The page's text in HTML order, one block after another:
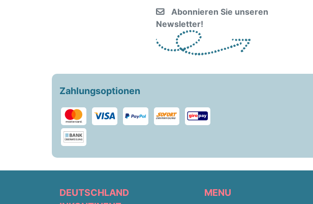
Abonnieren Sie unseren
Newsletter!
Zahlungsoptionen
DEUTSCHLAND
MENU